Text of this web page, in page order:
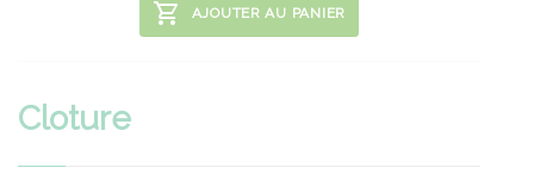
AJOUTER AU PANIER
Cloture